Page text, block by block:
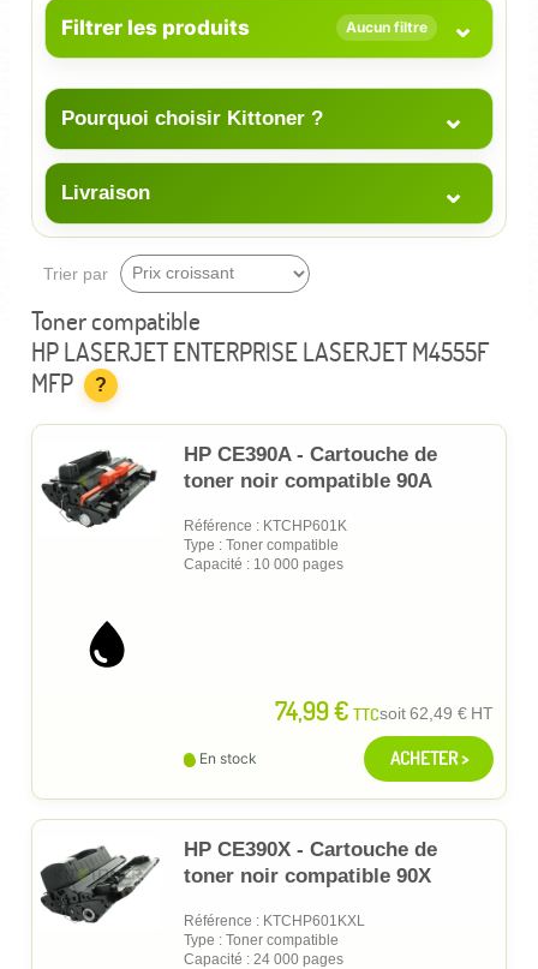
Filtrer les produits Aucun filtre ⌄
Pourquoi choisir Kittoner ? ⌄
Livraison ⌄
Trier par
Toner compatible
HP LASERJET ENTERPRISE LASERJET M4555F
MFP
?
HP CE390A - Cartouche de
toner noir compatible 90A
Référence : KTCHP601K
Type : Toner compatible
Capacité : 10 000 pages
74,99 € TTCsoit62,49 € HT
En stock ACHETER >
HP CE390X - Cartouche de
toner noir compatible 90X
Référence : KTCHP601KXL
Type : Toner compatible
Capacité : 24 000 pages